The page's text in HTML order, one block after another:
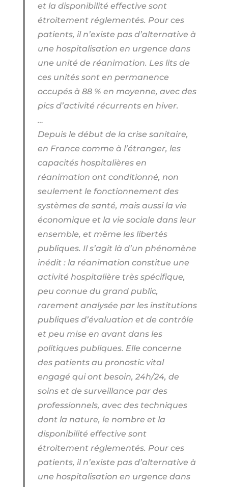
et la disponibilité effective sont
étroitement réglementés. Pour ces
patients, il n’existe pas d’alternative à
une hospitalisation en urgence dans
une unité de réanimation. Les lits de
ces unités sont en permanence
occupés à 88 % en moyenne, avec des
pics d’activité récurrents en hiver.
…
Depuis le début de la crise sanitaire,
en France comme à l’étranger, les
capacités hospitalières en
réanimation ont conditionné, non
seulement le fonctionnement des
systèmes de santé, mais aussi la vie
économique et la vie sociale dans leur
ensemble, et même les libertés
publiques. Il s’agit là d’un phénomène
inédit : la réanimation constitue une
activité hospitalière très spécifique,
peu connue du grand public,
rarement analysée par les institutions
publiques d’évaluation et de contrôle
et peu mise en avant dans les
politiques publiques. Elle concerne
des patients au pronostic vital
engagé qui ont besoin, 24h/24, de
soins et de surveillance par des
professionnels, avec des techniques
dont la nature, le nombre et la
disponibilité effective sont
étroitement réglementés. Pour ces
patients, il n’existe pas d’alternative à
une hospitalisation en urgence dans